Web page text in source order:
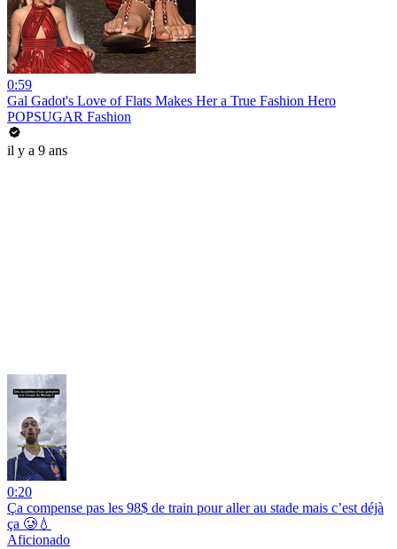
0:59
Gal Gadot's Love of Flats Makes Her a True Fashion Hero
POPSUGAR Fashion
il y a 9 ans
0:20
Ça compense pas les 98$ de train pour aller au stade mais c’est déjà
ça 🥲💧
Aficionado